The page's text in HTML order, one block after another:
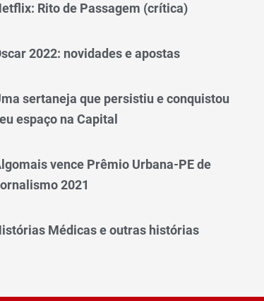
Rito de Passagem (crítica)
2022: novidades e apostas
sertaneja que persistiu e conquistou
espaço na Capital
vence Prêmio Urbana-PE de
2021
Médicas e outras histórias